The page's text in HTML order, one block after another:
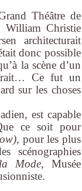
Théâtre de
William Christie
architecturait
donc possible
la scène d’un
Ce fut un
sur les choses
est capable
ce soit pour
, pour les plus
scénographies
Mode, Musée